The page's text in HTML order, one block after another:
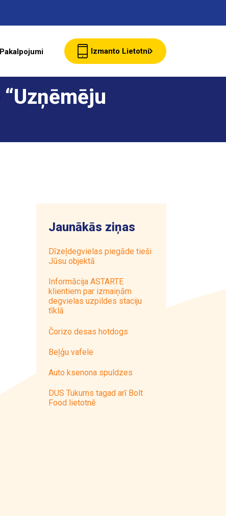
Pakalpojumi Izmanto Lietotni
Klientu Kartes
Jaunākās ziņas
Dīzeļdegvielas piegāde tieši
Jūsu objektā
Informācija ASTARTE
klientiem par izmaiņām
degvielas uzpildes staciju
tīklā
Čorizo desas hotdogs
Beļģu vafele
Auto ksenona spuldzes
DUS Tukums tagad arī Bolt
Food lietotnē